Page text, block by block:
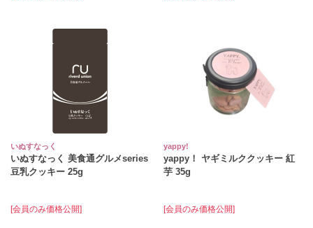
いぬすなっく
いぬすなっく 美食通グルメseries
豆乳クッキー 25g
[会員のみ価格公開]
yappy!
yappy！ ヤギミルククッキー 紅
芋 35g
[会員のみ価格公開]